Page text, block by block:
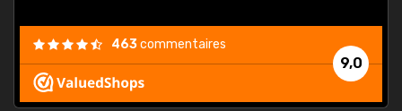
9,0
463commentaires